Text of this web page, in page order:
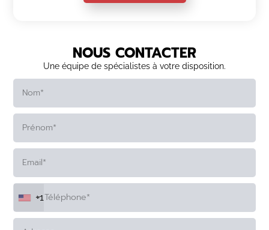
NOUS CONTACTER
Une équipe de spécialistes à votre disposition.
+1